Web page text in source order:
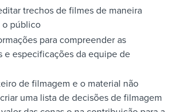
trechos de filmes de maneira
o público
para compreender as
e especificações da equipe de
de filmagem e o material não
uma lista de decisões de filmagem